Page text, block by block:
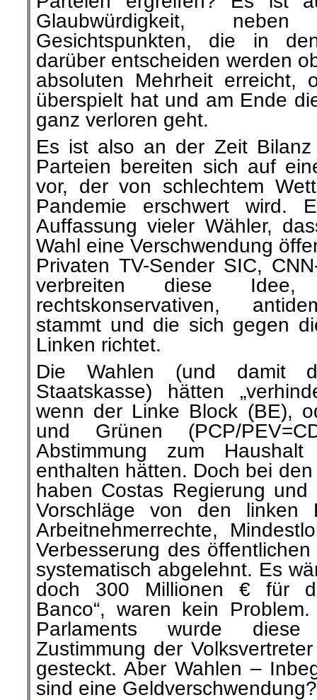
Glaubwürdigkeit,
Gesichtspunkten, die in
darüber entscheiden werden
absoluten Mehrheit erreicht,
überspielt hat und am Ende
ganz verloren geht.
Es ist also an der Zeit
Parteien bereiten sich auf
vor, der von schlechtem
Pandemie erschwert wird.
Auffassung vieler Wähler,
Wahl eine Verschwendung
Privaten TV-Sender SIC,
verbreiten diese
rechtskonservativen,
stammt und die sich gegen
Linken richtet.
Die Wahlen (und damit
Staatskasse) hätten
wenn der Linke Block (BE),
und Grünen (PCP/
Abstimmung zum
enthalten hätten. Doch bei
haben Costas Regierung
Vorschläge von den linken
Arbeitnehmerrechte,
Verbesserung des
systematisch abgelehnt. Es
doch 300 Millionen € für
Banco“, waren kein
Parlaments wurde diese
Zustimmung der
gesteckt. Aber Wahlen –
sind eine Geldverschwendung?